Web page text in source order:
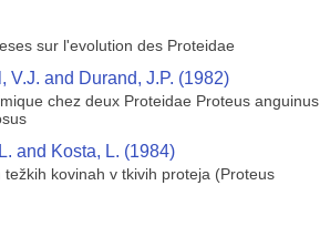
sur l'evolution des Proteidae
V.J. and Durand, J.P. (1982)
chez deux Proteidae Proteus anguinus
and Kosta, L. (1984)
težkih kovinah v tkivih proteja (Proteus